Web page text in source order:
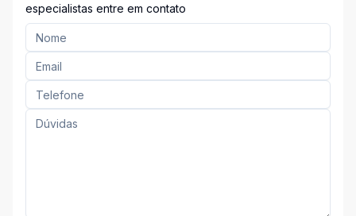
especialistas entre em contato